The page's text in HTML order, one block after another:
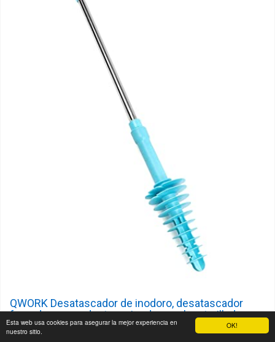
OK!
Esta web usa cookies para asegurar la mejor experiencia en
nuestro sitio.
QWORK Desatascador de inodoro, desatascador
fregadero, para destapar inodoros, alcantarillado
1. Hecho de plástico ABS + tubo de acero inoxidable